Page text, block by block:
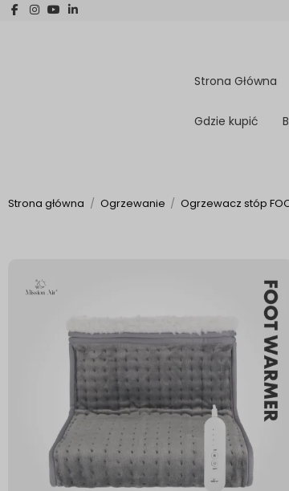
Strona Główna
Gdzie kupić
Strona główna Ogrzewanie Ogrzewacz stóp